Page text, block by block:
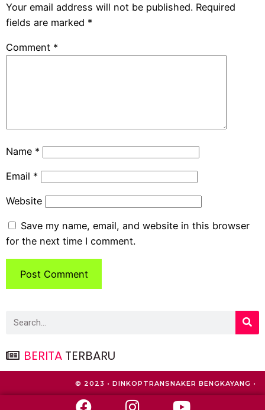
Your email address will not be published. Required
fields are marked *
Comment *
Name *
Email *
Website
Save my name, email, and website in this browser
for the next time I comment.
BERITA TERBARU
© 2023 • DINKOPTRANSNAKER BENGKAYANG •